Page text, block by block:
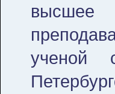
ученой